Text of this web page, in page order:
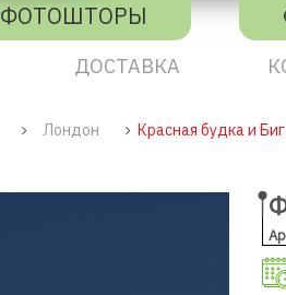
ФОТОШТОРЫ
ДОСТАВКА
Лондон Красная будка и